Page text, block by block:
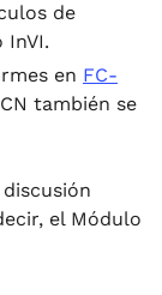
de
InVI.
en FC-
también se
el Módulo